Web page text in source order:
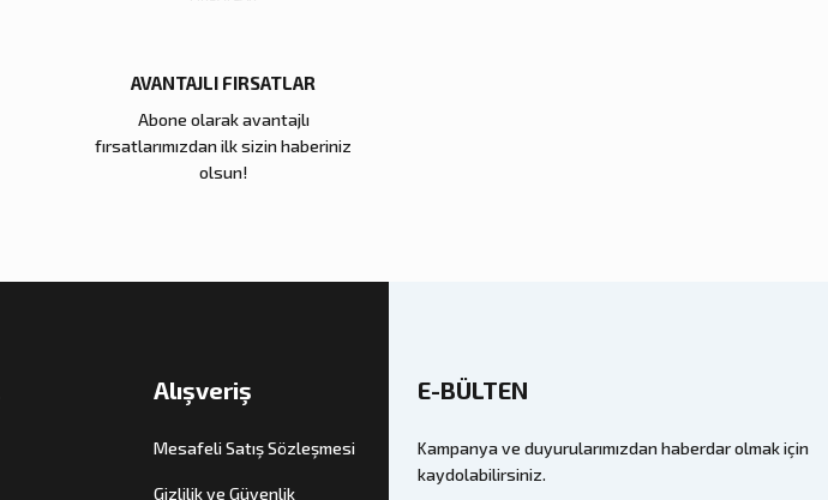
AVANTAJLI FIRSATLAR
Abone olarak avantajlı
fırsatlarımızdan ilk sizin haberiniz
olsun!
Alışveriş
Mesafeli Satış Sözleşmesi
Gizlilik ve Güvenlik
E-BÜLTEN
Kampanya ve duyurularımızdan haberdar olmak için
kaydolabilirsiniz.